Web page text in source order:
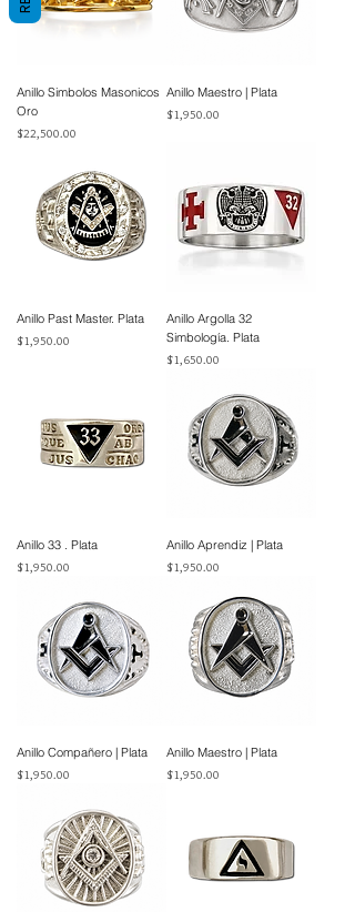
Anillo Simbolos Masonicos
Oro
Precio
$22,500.00
Anillo Maestro | Plata
Precio
$1,950.00
Anillo Past Master. Plata
Precio
$1,950.00
Anillo Argolla 32
Simbología. Plata
Precio
$1,650.00
Anillo 33 . Plata
Precio
$1,950.00
Anillo Aprendiz | Plata
Precio
$1,950.00
Anillo Compañero | Plata
Precio
$1,950.00
Anillo Maestro | Plata
Precio
$1,950.00